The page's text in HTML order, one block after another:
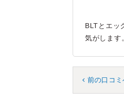
BLTとエッ
気がします
前の口コミ